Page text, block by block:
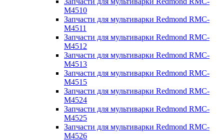
M4510
Запчасти для мультиварки Redmond RMC-
M4511
Запчасти для мультиварки Redmond RMC-
M4512
Запчасти для мультиварки Redmond RMC-
M4513
Запчасти для мультиварки Redmond RMC-
M4515
Запчасти для мультиварки Redmond RMC-
M4524
Запчасти для мультиварки Redmond RMC-
M4525
Запчасти для мультиварки Redmond RMC-
M4526